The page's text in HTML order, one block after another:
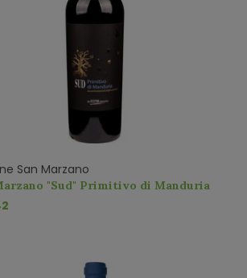
San Marzano
"Sud" Primitivo di Manduria